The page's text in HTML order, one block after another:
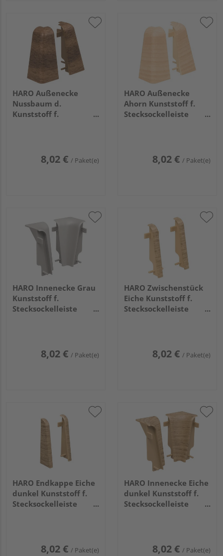
HARO Außenecke
Nussbaum d.
Kunststoff f.
8,02 € / Paket(e)
HARO Außenecke
Ahorn Kunststoff f.
Stecksockelleiste
8,02 € / Paket(e)
HARO Innenecke Grau
Kunststoff f.
Stecksockelleiste
8,02 € / Paket(e)
HARO Zwischenstück
Eiche Kunststoff f.
Stecksockelleiste
8,02 € / Paket(e)
HARO Endkappe Eiche
dunkel Kunststoff f.
Stecksockelleiste
8,02 € / Paket(e)
HARO Innenecke Eiche
dunkel Kunststoff f.
Stecksockelleiste
8,02 € / Paket(e)